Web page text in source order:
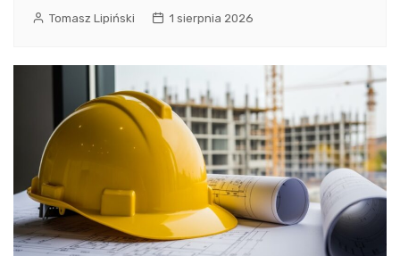
Tomasz Lipiński 1 sierpnia 2026